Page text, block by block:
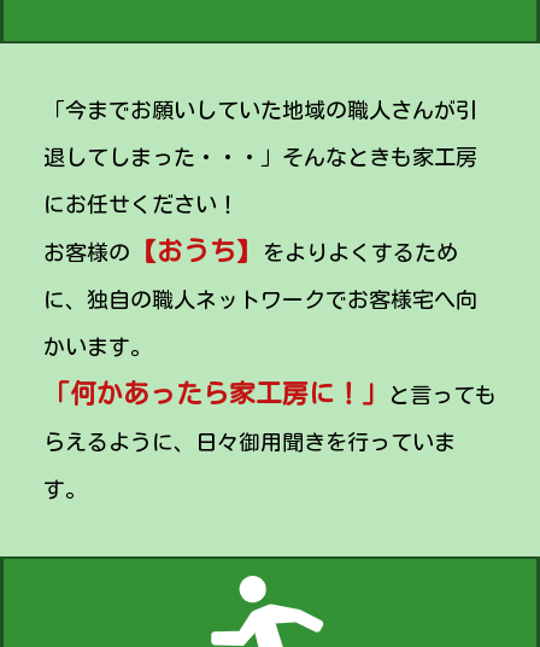
「今までお願いしていた地域の職人さんが引
退してしまった・・・」そんなときも家工房
にお任せください！
お客様の 【おうち】 をよりよくするため
に、独自の職人ネットワークでお客様宅へ向
かいます。
「何かあったら家工房に！」 と言っても
らえるように、日々御用聞きを行っていま
す。